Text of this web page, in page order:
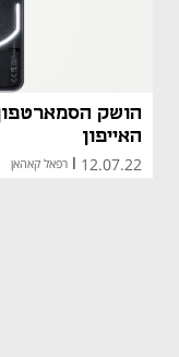
הושק
האייפון
12.07.22 רפאל קאהאן